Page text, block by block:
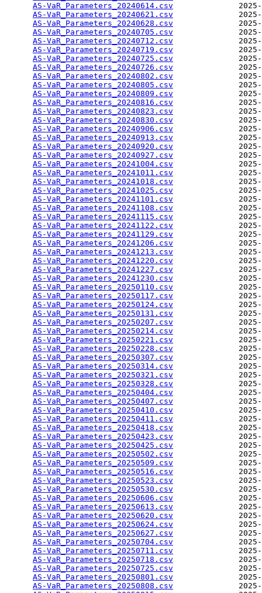
AS-VaR_Parameters_20240614.csv
AS-VaR_Parameters_20240621.csv
AS-VaR_Parameters_20240628.csv
AS-VaR_Parameters_20240705.csv
AS-VaR_Parameters_20240712.csv
AS-VaR_Parameters_20240719.csv
AS-VaR_Parameters_20240725.csv
AS-VaR_Parameters_20240726.csv
AS-VaR_Parameters_20240802.csv
AS-VaR_Parameters_20240805.csv
AS-VaR_Parameters_20240809.csv
AS-VaR_Parameters_20240816.csv
AS-VaR_Parameters_20240823.csv
AS-VaR_Parameters_20240830.csv
AS-VaR_Parameters_20240906.csv
AS-VaR_Parameters_20240913.csv
AS-VaR_Parameters_20240920.csv
AS-VaR_Parameters_20240927.csv
AS-VaR_Parameters_20241004.csv
AS-VaR_Parameters_20241011.csv
AS-VaR_Parameters_20241018.csv
AS-VaR_Parameters_20241025.csv
AS-VaR_Parameters_20241101.csv
AS-VaR_Parameters_20241108.csv
AS-VaR_Parameters_20241115.csv
AS-VaR_Parameters_20241122.csv
AS-VaR_Parameters_20241129.csv
AS-VaR_Parameters_20241206.csv
AS-VaR_Parameters_20241213.csv
AS-VaR_Parameters_20241220.csv
AS-VaR_Parameters_20241227.csv
AS-VaR_Parameters_20241230.csv
AS-VaR_Parameters_20250110.csv
AS-VaR_Parameters_20250117.csv
AS-VaR_Parameters_20250124.csv
AS-VaR_Parameters_20250131.csv
AS-VaR_Parameters_20250207.csv
AS-VaR_Parameters_20250214.csv
AS-VaR_Parameters_20250221.csv
AS-VaR_Parameters_20250228.csv
AS-VaR_Parameters_20250307.csv
AS-VaR_Parameters_20250314.csv
AS-VaR_Parameters_20250321.csv
AS-VaR_Parameters_20250328.csv
AS-VaR_Parameters_20250404.csv
AS-VaR_Parameters_20250407.csv
AS-VaR_Parameters_20250410.csv
AS-VaR_Parameters_20250411.csv
AS-VaR_Parameters_20250418.csv
AS-VaR_Parameters_20250423.csv
AS-VaR_Parameters_20250425.csv
AS-VaR_Parameters_20250502.csv
AS-VaR_Parameters_20250509.csv
AS-VaR_Parameters_20250516.csv
AS-VaR_Parameters_20250523.csv
AS-VaR_Parameters_20250530.csv
AS-VaR_Parameters_20250606.csv
AS-VaR_Parameters_20250613.csv
AS-VaR_Parameters_20250620.csv
AS-VaR_Parameters_20250624.csv
AS-VaR_Parameters_20250627.csv
AS-VaR_Parameters_20250704.csv
AS-VaR_Parameters_20250711.csv
AS-VaR_Parameters_20250718.csv
AS-VaR_Parameters_20250725.csv
AS-VaR_Parameters_20250801.csv
AS-VaR_Parameters_20250808.csv